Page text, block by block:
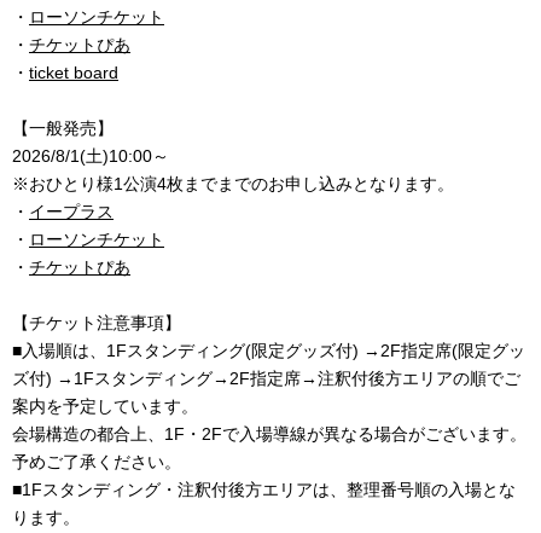
・ ローソンチケット
・ チケットぴあ
・ ticket board
【一般発売】
2026/8/1(土)10:00～
※おひとり様1公演4枚までまでのお申し込みとなります。
・ イープラス
・ ローソンチケット
・ チケットぴあ
【チケット注意事項】
■入場順は、1Fスタンディング(限定グッズ付) →2F指定席(限定グッ
ズ付) →1Fスタンディング→2F指定席→注釈付後方エリアの順でご
案内を予定しています。
会場構造の都合上、1F・2Fで入場導線が異なる場合がございます。
予めご了承ください。
■1Fスタンディング・注釈付後方エリアは、整理番号順の入場とな
ります。